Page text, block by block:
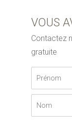
VOUS
Contactez
gratuite